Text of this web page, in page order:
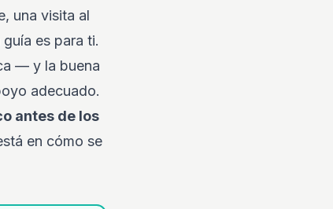
una visita al
es para ti.
— y la buena
adecuado.
antes de los
en cómo se